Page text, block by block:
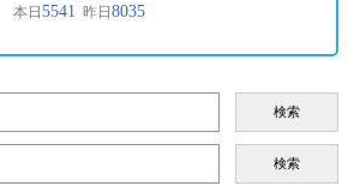
検索
検索